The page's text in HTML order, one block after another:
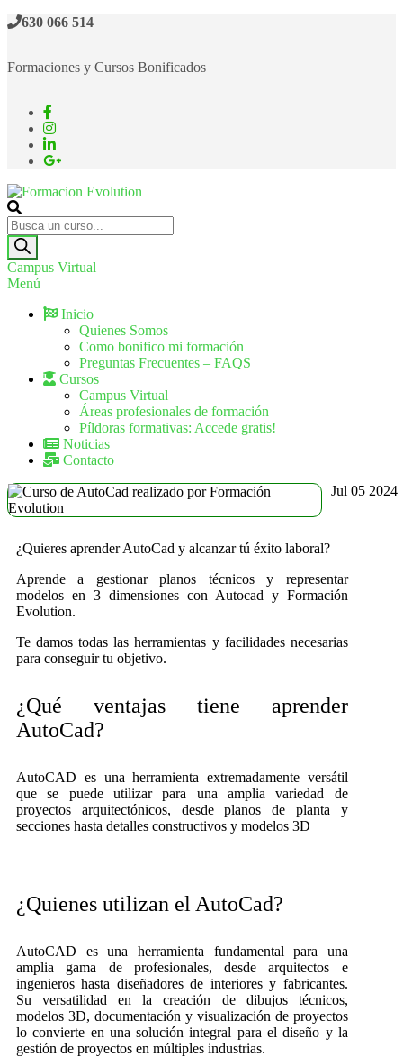
630 066 514
Formaciones y Cursos Bonificados
Formacion Evolution
Cursos de formación continua
Campus Virtual
Menú
Inicio
Quienes Somos
Como bonifico mi formación
Preguntas Frecuentes – FAQS
Cursos
Campus Virtual
Áreas profesionales de formación
Píldoras formativas: Accede gratis!
Noticias
Contacto
Jul 05 2024
¿Quieres aprender AutoCad y alcanzar tú éxito laboral?
Aprende a gestionar planos técnicos y representar
modelos en 3 dimensiones con Autocad y Formación
Evolution.
Te damos todas las herramientas y facilidades necesarias
para conseguir tu objetivo.
¿Qué ventajas tiene aprender
AutoCad?
AutoCAD es una herramienta extremadamente versátil
que se puede utilizar para una amplia variedad de
proyectos arquitectónicos, desde planos de planta y
secciones hasta detalles constructivos y modelos 3D
¿Quienes utilizan el AutoCad?
AutoCAD es una herramienta fundamental para una
amplia gama de profesionales, desde arquitectos e
ingenieros hasta diseñadores de interiores y fabricantes.
Su versatilidad en la creación de dibujos técnicos,
modelos 3D, documentación y visualización de proyectos
lo convierte en una solución integral para el diseño y la
gestión de proyectos en múltiples industrias.